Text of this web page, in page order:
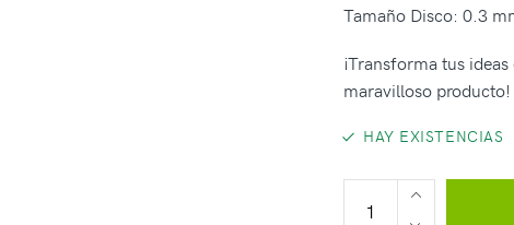
Tamaño Disco: 0.3
¡Transforma tus
maravilloso producto!
HAY EXISTENCIAS